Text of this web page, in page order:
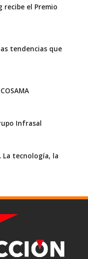
recibe el Premio
las tendencias que
Infrasal
La tecnología, la